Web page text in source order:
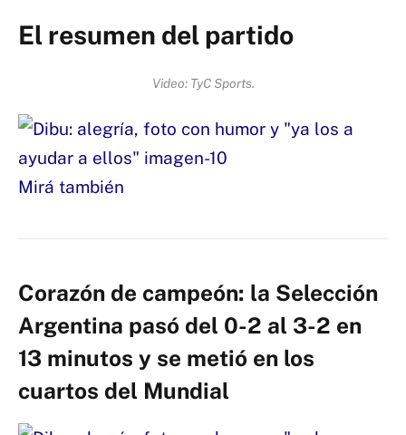
El resumen del partido
Video: TyC Sports.
Mirá también
Corazón de campeón: la Selección
Argentina pasó del 0-2 al 3-2 en
13 minutos y se metió en los
cuartos del Mundial